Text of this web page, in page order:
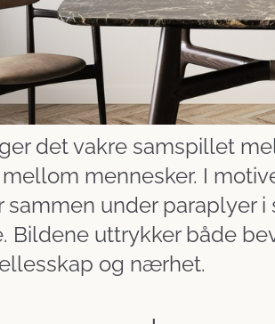
det vakre samspillet
mennesker. I
sammen under paraplyer
Bildene uttrykker både
og nærhet.